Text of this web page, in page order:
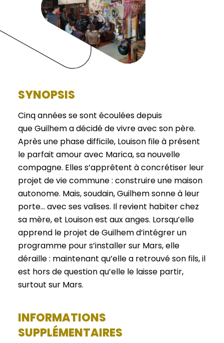
SYNOPSIS
Cinq années se sont écoulées depuis
que Guilhem a décidé de vivre avec son père.
Après une phase difficile, Louison file à présent
le parfait amour avec Marica, sa nouvelle
compagne. Elles s’apprêtent à concrétiser leur
projet de vie commune : construire une maison
autonome. Mais, soudain, Guilhem sonne à leur
porte… avec ses valises. Il revient habiter chez
sa mère, et Louison est aux anges. Lorsqu’elle
apprend le projet de Guilhem d’intégrer un
programme pour s’installer sur Mars, elle
déraille : maintenant qu’elle a retrouvé son fils, il
est hors de question qu’elle le laisse partir,
surtout sur Mars.
INFORMATIONS
SUPPLÉMENTAIRES